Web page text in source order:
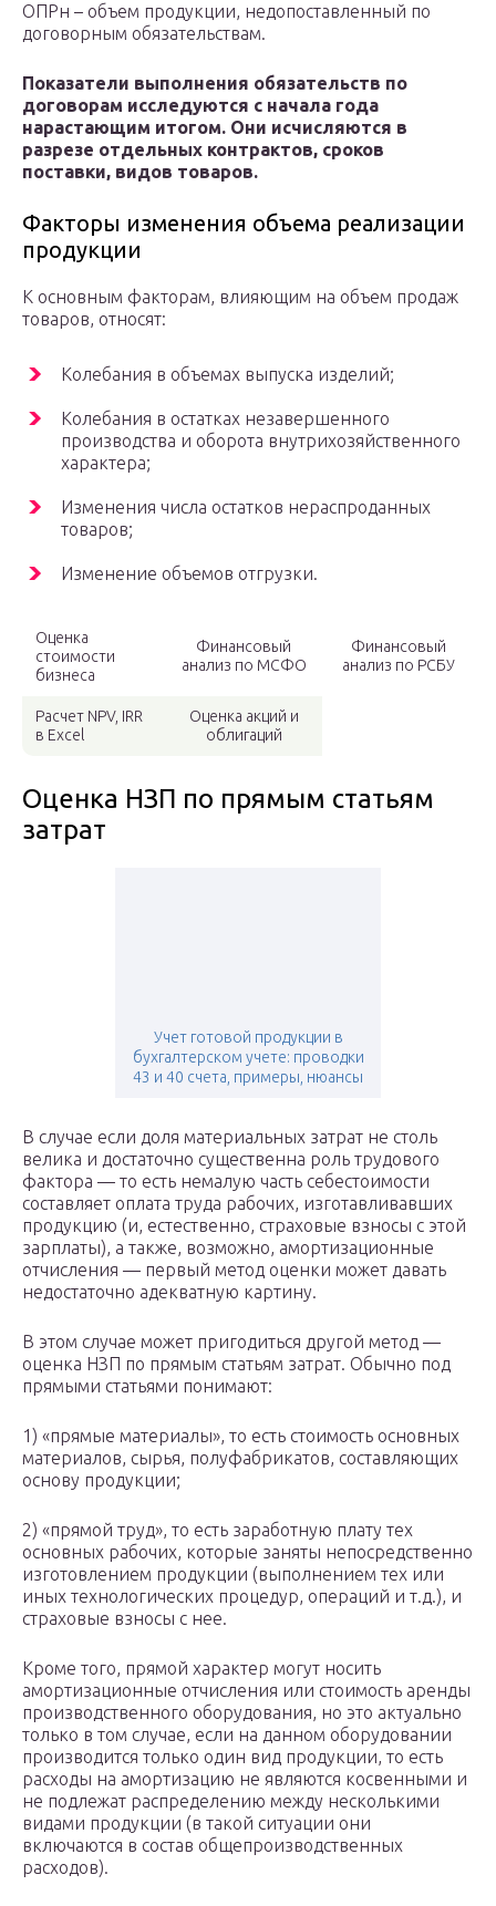
ОПРн – объем продукции, недопоставленный по
договорным обязательствам.
Показатели выполнения обязательств по
договорам исследуются с начала года
нарастающим итогом. Они исчисляются в
разрезе отдельных контрактов, сроков
поставки, видов товаров.
Факторы изменения объема реализации
продукции
К основным факторам, влияющим на объем продаж
товаров, относят:
Колебания в объемах выпуска изделий;
Колебания в остатках незавершенного
производства и оборота внутрихозяйственного
характера;
Изменения числа остатков нераспроданных
товаров;
Изменение объемов отгрузки.
Оценка
стоимости
бизнеса
Финансовый
анализ по МСФО
Финансовый
анализ по РСБУ
Расчет NPV, IRR
в Excel
Оценка акций и
облигаций
Оценка НЗП по прямым статьям
затрат
Учет готовой продукции в
бухгалтерском учете: проводки
43 и 40 счета, примеры, нюансы
В случае если доля материальных затрат не столь
велика и достаточно существенна роль трудового
фактора — то есть немалую часть себестоимости
составляет оплата труда рабочих, изготавливавших
продукцию (и, естественно, страховые взносы с этой
зарплаты), а также, возможно, амортизационные
отчисления — первый метод оценки может давать
недостаточно адекватную картину.
В этом случае может пригодиться другой метод —
оценка НЗП по прямым статьям затрат. Обычно под
прямыми статьями понимают:
1) «прямые материалы», то есть стоимость основных
материалов, сырья, полуфабрикатов, составляющих
основу продукции;
2) «прямой труд», то есть заработную плату тех
основных рабочих, которые заняты непосредственно
изготовлением продукции (выполнением тех или
иных технологических процедур, операций и т.д.), и
страховые взносы с нее.
Кроме того, прямой характер могут носить
амортизационные отчисления или стоимость аренды
производственного оборудования, но это актуально
только в том случае, если на данном оборудовании
производится только один вид продукции, то есть
расходы на амортизацию не являются косвенными и
не подлежат распределению между несколькими
видами продукции (в такой ситуации они
включаются в состав общепроизводственных
расходов).